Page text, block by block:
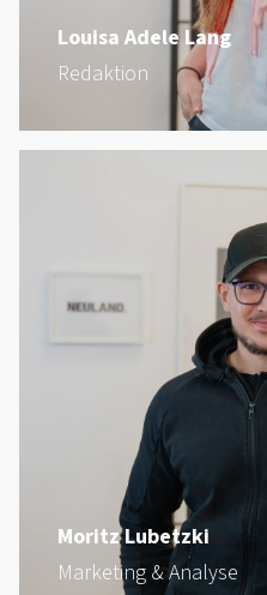
Louisa Adele Lang
Redaktion
Moritz Lubetzki
Marketing & Analyse